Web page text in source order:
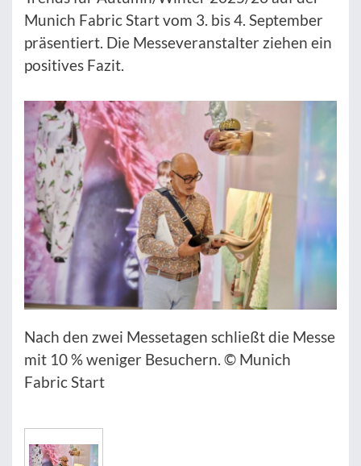
Munich Fabric Start vom 3. bis 4. September
präsentiert. Die Messeveranstalter ziehen ein
positives Fazit.
Nach den zwei Messetagen schließt die Messe
mit 10 % weniger Besuchern. © Munich
Fabric Start